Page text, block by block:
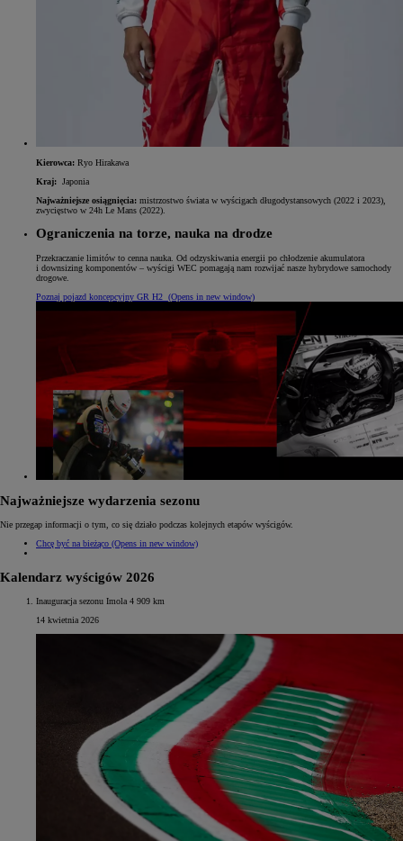
Kierowca: Ryo Hirakawa
Kraj: Japonia
Najważniejsze osiągnięcia: mistrzostwo świata w wyścigach długodystansowych (2022 i 2023),
zwycięstwo w 24h Le Mans (2022).
Ograniczenia na torze, nauka na drodze
Przekraczanie limitów to cenna nauka. Od odzyskiwania energii po chłodzenie akumulatora
i downsizing komponentów – wyścigi WEC pomagają nam rozwijać nasze hybrydowe samochody
drogowe.
Poznaj pojazd koncepcyjny GR H2 (Opens in new window)
Najważniejsze wydarzenia sezonu
Nie przegap informacji o tym, co się działo podczas kolejnych etapów wyścigów.
Chcę być na bieżąco (Opens in new window)
Kalendarz wyścigów 2026
Inauguracja sezonu Imola 4 909 km
14 kwietnia 2026